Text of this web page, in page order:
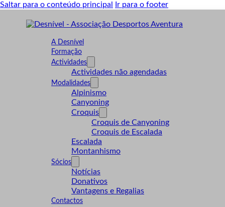
Saltar para o conteúdo principal Ir para o footer
A Desnível
Formação
Actividades
Actividades não agendadas
Modalidades
Alpinismo
Canyoning
Croquis
Croquis de Canyoning
Croquis de Escalada
Escalada
Montanhismo
Sócios
Notícias
Donativos
Vantagens e Regalias
Contactos